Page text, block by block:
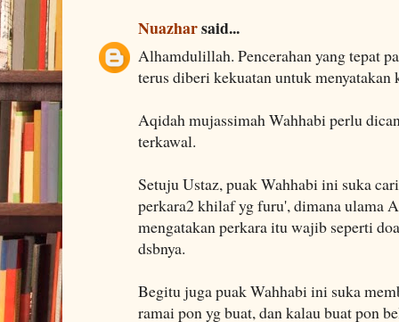
Nuazharsaid...
Alhamdulillah. Pencerahan yang tepat
terus diberi kekuatan untuk menyatakan
Aqidah mujassimah Wahhabi perlu
terkawal.
Setuju Ustaz, puak Wahhabi ini suka
perkara2 khilaf yg furu', dimana ulama
mengatakan perkara itu wajib seperti
dsbnya.
Begitu juga puak Wahhabi ini suka
ramai pon yg buat, dan kalau buat pon